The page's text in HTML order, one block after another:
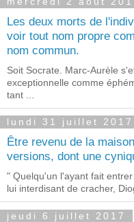
Les deux morts de
voir tout nom propre
nom commun.
Soit Socrate. Marc-Aurèle
exceptionnelle comme
tant ...
lundi 31 juillet 2017
Être revenu de la
versions, dont une
" Quelqu'un l'ayant fait
lui interdisant de cracher,
jeudi 6 juillet 2017